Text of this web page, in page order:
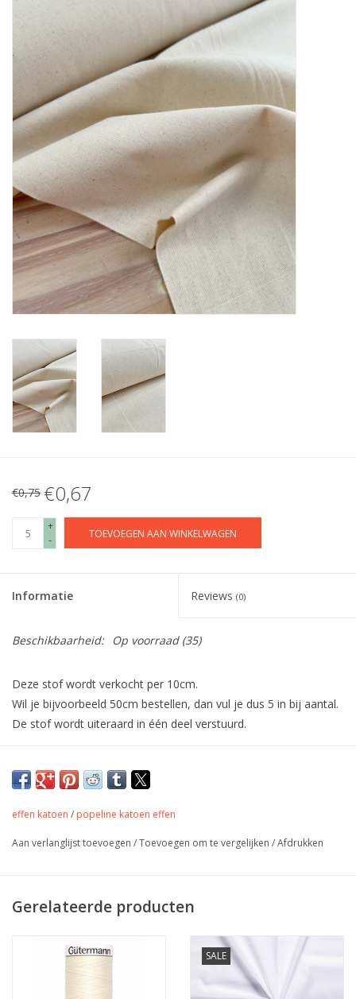
Diy pakketten
Studio Olive inspireert....
€0,75 €0,67
+
-
TOEVOEGEN AAN WINKELWAGEN
Informatie Reviews (0)
Beschikbaarheid: Op voorraad(35)
Deze stof wordt verkocht per 10cm.
Wil je bijvoorbeeld 50cm bestellen, dan vul je dus 5 in bij aantal.
De stof wordt uiteraard in één deel verstuurd.
oefenstukken, voering van tassen en
Samenstelling 100% katoen
Jurkjes, rokjes, accessoires,
effen katoen / popeline katoen effen
Aan verlanglijst toevoegen /Toevoegen om te vergelijken /Afdrukken
Gerelateerde producten
SALE